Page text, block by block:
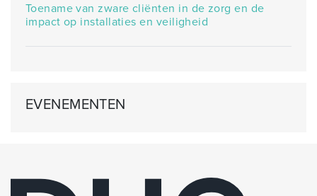
Toename van zware cliënten in de zorg en de
impact op installaties en veiligheid
EVENEMENTEN